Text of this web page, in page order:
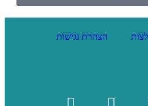
הצהרת נגישות